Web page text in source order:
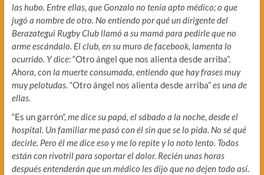
las hubo. Entre ellas, que Gonzalo no tenía apto médico; o que
jugó a nombre de otro. No entiendo por qué un dirigente del
Berazategui Rugby Club llamó a su mamá para pedirle que no
arme escándalo. El club, en su muro de facebook, lamenta lo
ocurrido. Y dice:“Otro ángel que nos alienta desde arriba”.
Ahora, con la muerte consumada, entiendo que hay frases muy
muy pelotudas. “Otro ángel nos alienta desde arriba”es una de
ellas.
“Es un garrón”,me dice su papá, el sábado a la noche, desde el
hospital. Un familiar me pasó con él sin que se lo pida. No sé qué
decirle. Pero él me dice eso y me lo repite y lo noto lento. Todos
están con rivotril para soportar el dolor. Recién unas horas
después entenderán que un médico les dijo que no dejen todo así.